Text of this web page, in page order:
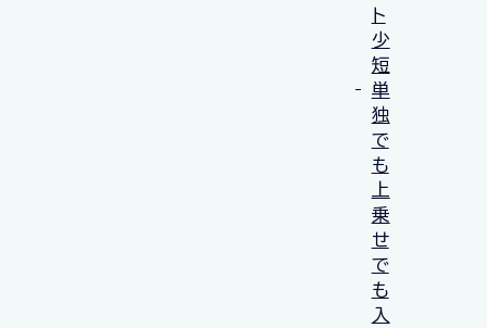
ト
少
短
単
独
で
も
上
乗
せ
で
も
入